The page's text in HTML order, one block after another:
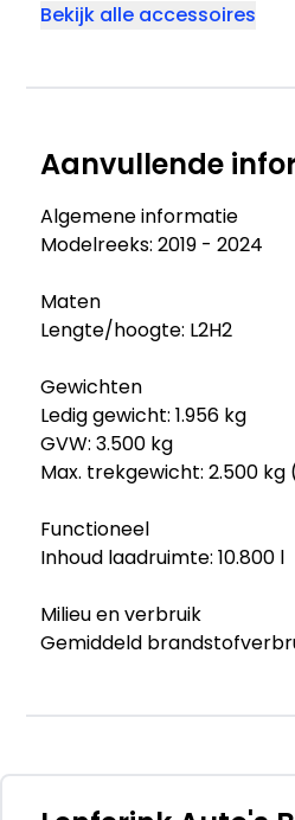
Bekijk alle accessoires
Aanvullende
Algemene informatie
Modelreeks: 2019 - 2024
Maten
Lengte/hoogte: L2H2
Gewichten
Ledig gewicht: 1.956 kg
GVW: 3.500 kg
Max. trekgewicht: 2.500
Functioneel
Inhoud laadruimte: 10.800 l
Milieu en verbruik
Gemiddeld
Aantal eigenaren: 1